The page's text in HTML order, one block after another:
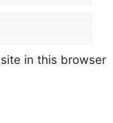
in this browser